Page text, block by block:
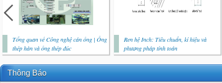
Tổng quan về Công nghệ cán ống | Ống
thép hàn và ống thép đúc
Ren hệ Inch: Tiêu chuẩn, kí hiệu và
phương pháp tính toán
Thông Báo